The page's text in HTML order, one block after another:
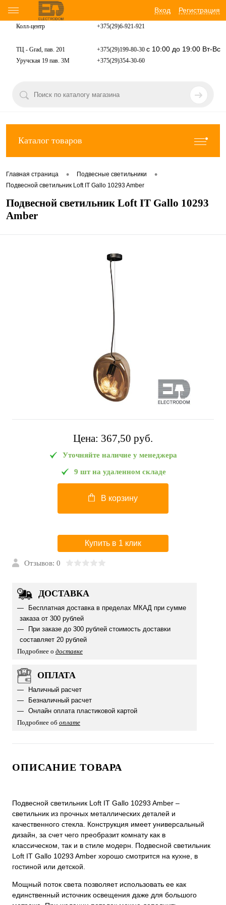
Вход Регистрация
Колл-центр +375(29)6-921-921
ТЦ - Grad, пав. 201 +375(29)199-80-30 с 10:00 до 19:00 Вт-Вс
Уручская 19 пав. 3М +375(29)354-30-60
Каталог товаров
Главная страница • Подвесные светильники •
Подвесной светильник Loft IT Gallo 10293 Amber
Подвесной светильник Loft IT Gallo 10293
Amber
Цена: 367,50 pуб.
Уточняйте наличие у менеджера
9 шт на удаленном складе
В корзину
Купить в 1 клик
Отзывов: 0
ДОСТАВКА
Бесплатная доставка в пределах МКАД при сумме
заказа от 300 рублей
При заказе до 300 рублей стоимость доставки
составляет 20 рублей
Подробнее о доставке
ОПЛАТА
Наличный расчет
Безналичный расчет
Онлайн оплата пластиковой картой
Подробнее об оплате
ОПИСАНИЕ ТОВАРА
Подвесной светильник Loft IT Gallo 10293 Amber –
светильник из прочных металлических деталей и
качественного стекла. Конструкция имеет универсальный
дизайн, за счет чего преобразит комнату как в
классическом, так и в стиле модерн. Подвесной светильник
Loft IT Gallo 10293 Amber хорошо смотрится на кухне, в
гостиной или детской.
Мощный поток света позволяет использовать ее как
единственный источник освещения даже для большого